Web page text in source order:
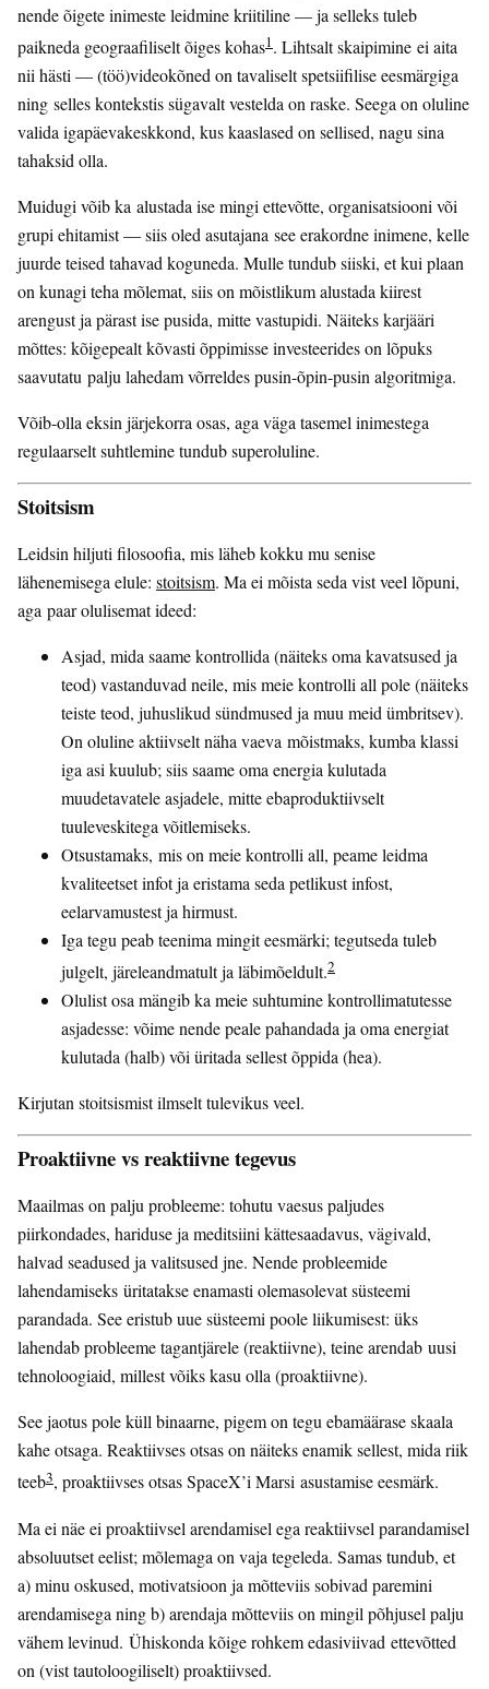
nende õigete inimeste leidmine kriitiline — ja selleks tuleb
paikneda geograafiliselt õiges kohas1. Lihtsalt skaipimine ei aita
nii hästi — (töö)videokõned on tavaliselt spetsiifilise eesmärgiga
ning selles kontekstis sügavalt vestelda on raske. Seega on oluline
valida igapäevakeskkond, kus kaaslased on sellised, nagu sina
tahaksid olla.
Muidugi võib ka alustada ise mingi ettevõtte, organisatsiooni või
grupi ehitamist — siis oled asutajana see erakordne inimene, kelle
juurde teised tahavad koguneda. Mulle tundub siiski, et kui plaan
on kunagi teha mõlemat, siis on mõistlikum alustada kiirest
arengust ja pärast ise pusida, mitte vastupidi. Näiteks karjääri
mõttes: kõigepealt kõvasti õppimisse investeerides on lõpuks
saavutatu palju lahedam võrreldes pusin-õpin-pusin algoritmiga.
Võib-olla eksin järjekorra osas, aga väga tasemel inimestega
regulaarselt suhtlemine tundub superoluline.
Stoitsism
Leidsin hiljuti filosoofia, mis läheb kokku mu senise
lähenemisega elule: stoitsism. Ma ei mõista seda vist veel lõpuni,
aga paar olulisemat ideed:
Asjad, mida saame kontrollida (näiteks oma kavatsused ja
teod) vastanduvad neile, mis meie kontrolli all pole (näiteks
teiste teod, juhuslikud sündmused ja muu meid ümbritsev).
On oluline aktiivselt näha vaeva mõistmaks, kumba klassi
iga asi kuulub; siis saame oma energia kulutada
muudetavatele asjadele, mitte ebaproduktiivselt
tuuleveskitega võitlemiseks.
Otsustamaks, mis on meie kontrolli all, peame leidma
kvaliteetset infot ja eristama seda petlikust infost,
eelarvamustest ja hirmust.
Iga tegu peab teenima mingit eesmärki; tegutseda tuleb
julgelt, järeleandmatult ja läbimõeldult.2
Olulist osa mängib ka meie suhtumine kontrollimatutesse
asjadesse: võime nende peale pahandada ja oma energiat
kulutada (halb) või üritada sellest õppida (hea).
Kirjutan stoitsismist ilmselt tulevikus veel.
Proaktiivne vs reaktiivne tegevus
Maailmas on palju probleeme: tohutu vaesus paljudes
piirkondades, hariduse ja meditsiini kättesaadavus, vägivald,
halvad seadused ja valitsused jne. Nende probleemide
lahendamiseks üritatakse enamasti olemasolevat süsteemi
parandada. See eristub uue süsteemi poole liikumisest: üks
lahendab probleeme tagantjärele (reaktiivne), teine arendab uusi
tehnoloogiaid, millest võiks kasu olla (proaktiivne).
See jaotus pole küll binaarne, pigem on tegu ebamäärase skaala
kahe otsaga. Reaktiivses otsas on näiteks enamik sellest, mida riik
teeb3, proaktiivses otsas SpaceX’i Marsi asustamise eesmärk.
Ma ei näe ei proaktiivsel arendamisel ega reaktiivsel parandamisel
absoluutset eelist; mõlemaga on vaja tegeleda. Samas tundub, et
a) minu oskused, motivatsioon ja mõtteviis sobivad paremini
arendamisega ning b) arendaja mõtteviis on mingil põhjusel palju
vähem levinud. Ühiskonda kõige rohkem edasiviivad ettevõtted
on (vist tautoloogiliselt) proaktiivsed.